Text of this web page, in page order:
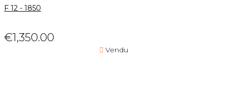
F 12 - 1850
€1,350.00
 Vendu